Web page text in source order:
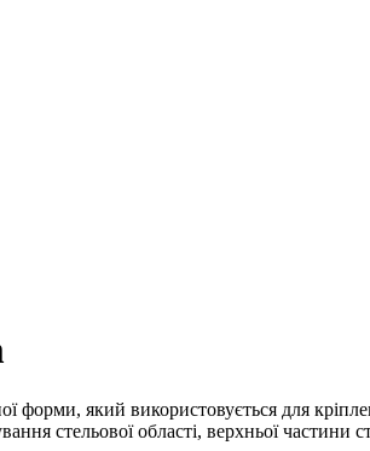
форми, який використовується для
стельової області, верхньої частини